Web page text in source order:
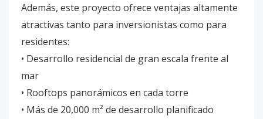
Además, este proyecto ofrece ventajas altamente
atractivas tanto para inversionistas como para
residentes:
• Desarrollo residencial de gran escala frente al
mar
• Rooftops panorámicos en cada torre
• Más de 20,000 m² de desarrollo planificado